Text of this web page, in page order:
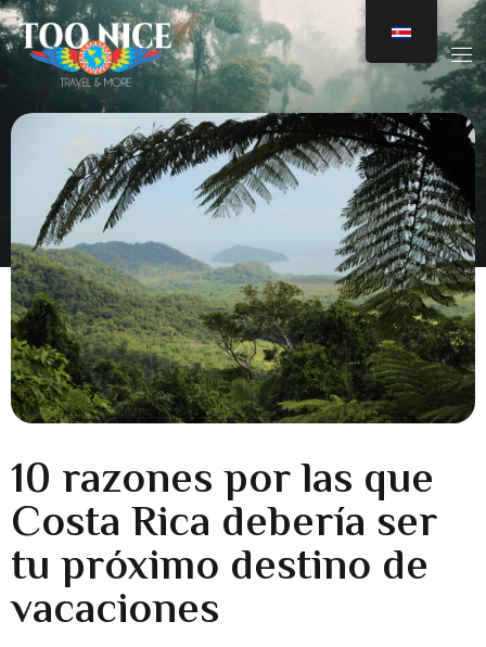
10 razones por las que
Costa Rica debería ser
tu próximo destino de
vacaciones